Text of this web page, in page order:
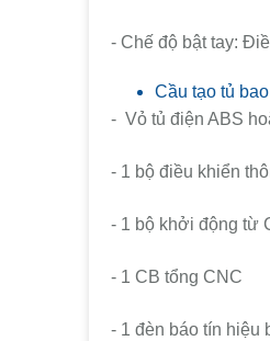
- Chế độ bật tay:
Cầu tạo tủ
- Vỏ tủ điện ABS
- 1 bộ điều khiển
- 1 bộ khởi động từ
- 1 CB tổng CNC
- 1 đèn báo tín hiệu